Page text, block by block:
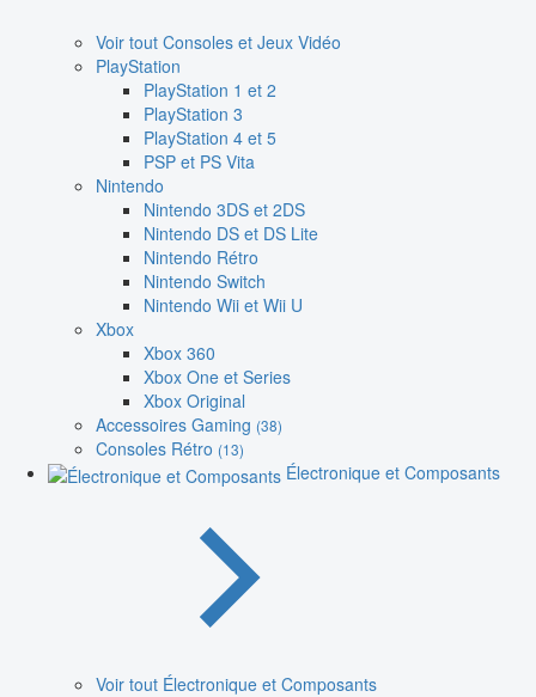
Voir tout Consoles et Jeux Vidéo
PlayStation
PlayStation 1 et 2
PlayStation 3
PlayStation 4 et 5
PSP et PS Vita
Nintendo
Nintendo 3DS et 2DS
Nintendo DS et DS Lite
Nintendo Rétro
Nintendo Switch
Nintendo Wii et Wii U
Xbox
Xbox 360
Xbox One et Series
Xbox Original
Accessoires Gaming (38)
Consoles Rétro (13)
Électronique et Composants
Voir tout Électronique et Composants